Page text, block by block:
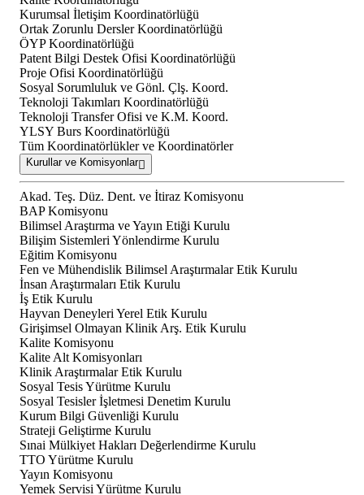
Kurumsal İletişim Koordinatörlüğü
Ortak Zorunlu Dersler Koordinatörlüğü
ÖYP Koordinatörlüğü
Patent Bilgi Destek Ofisi Koordinatörlüğü
Proje Ofisi Koordinatörlüğü
Sosyal Sorumluluk ve Gönl. Çlş. Koord.
Teknoloji Takımları Koordinatörlüğü
Teknoloji Transfer Ofisi ve K.M. Koord.
YLSY Burs Koordinatörlüğü
Tüm Koordinatörlükler ve Koordinatörler
Kurullar ve Komisyonlar
Akad. Teş. Düz. Dent. ve İtiraz Komisyonu
BAP Komisyonu
Bilimsel Araştırma ve Yayın Etiği Kurulu
Bilişim Sistemleri Yönlendirme Kurulu
Eğitim Komisyonu
Fen ve Mühendislik Bilimsel Araştırmalar Etik Kurulu
İnsan Araştırmaları Etik Kurulu
İş Etik Kurulu
Hayvan Deneyleri Yerel Etik Kurulu
Girişimsel Olmayan Klinik Arş. Etik Kurulu
Kalite Komisyonu
Kalite Alt Komisyonları
Klinik Araştırmalar Etik Kurulu
Sosyal Tesis Yürütme Kurulu
Sosyal Tesisler İşletmesi Denetim Kurulu
Kurum Bilgi Güvenliği Kurulu
Strateji Geliştirme Kurulu
Sınai Mülkiyet Hakları Değerlendirme Kurulu
TTO Yürütme Kurulu
Yayın Komisyonu
Yemek Servisi Yürütme Kurulu